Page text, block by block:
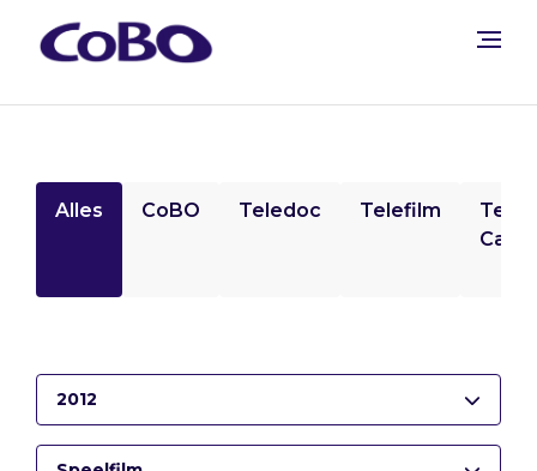
Alles CoBO Teledoc Telefilm
2012